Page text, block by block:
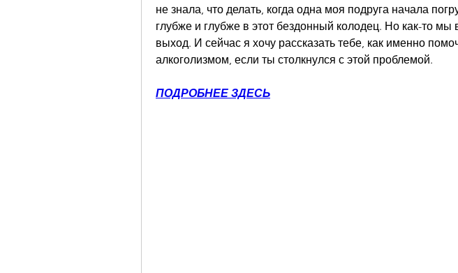
не знала, что делать, когда одна моя подруга начала
глубже и глубже в этот бездонный колодец. Но как-то
выход. И сейчас я хочу рассказать тебе, как именно
алкоголизмом, если ты столкнулся с этой проблемой.
ПОДРОБНЕЕ ЗДЕСЬ